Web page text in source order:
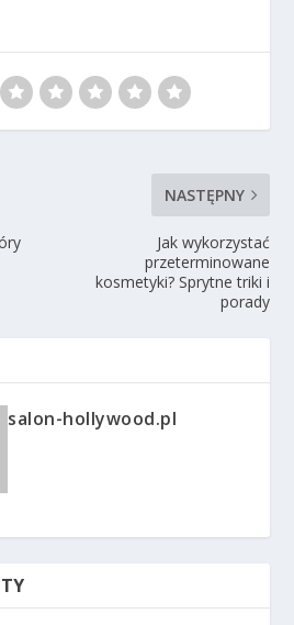
NASTĘPNY
Jak wykorzystać
przeterminowane
kosmetyki? Sprytne triki i
porady
salon-hollywood.pl